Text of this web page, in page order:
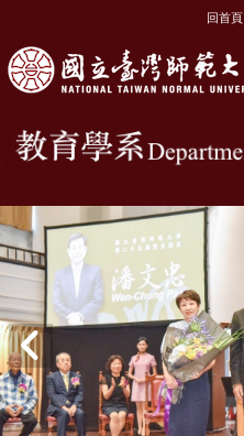
:::
回首頁